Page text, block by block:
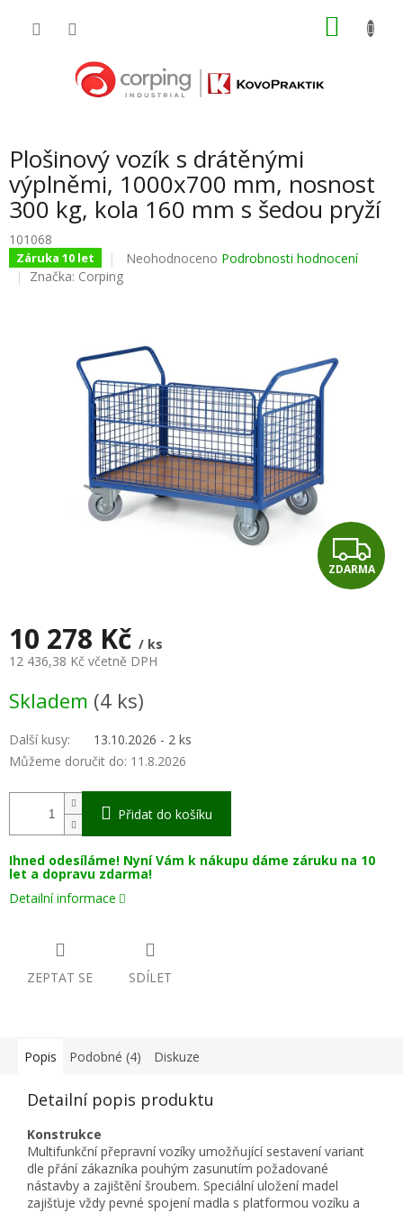
Plošinový vozík s drátěnými
výplněmi, 1000x700 mm, nosnost
300 kg, kola 160 mm s šedou pryží
101068
Záruka 10 let
Průměrné
5
hvězdiček.
Neohodnoceno Podrobnosti hodnocení
Značka: Corping
Z
D
ZDARMA
10 278 Kč / ks
12 436,38 Kč včetně DPH
cena:
Skladem (4 ks)
Další kusy:
13.10.2026 - 2 ks
Můžeme doručit do: 11.8.2026
Přidat do košíku
Ihned odesíláme! Nyní Vám k nákupu dáme záruku na 10
let a dopravu zdarma!
Detailní informace
ZEPTAT SE SDÍLET
Popis Podobné (4) Diskuze
Detailní popis produktu
Konstrukce
Multifunkční přepravní vozíky umožňující sestavení variant
dle přání zákazníka pouhým zasunutím požadované
nástavby a zajištění šroubem. Speciální uložení madel
zajišťuje vždy pevné spojení madla s platformou vozíku a